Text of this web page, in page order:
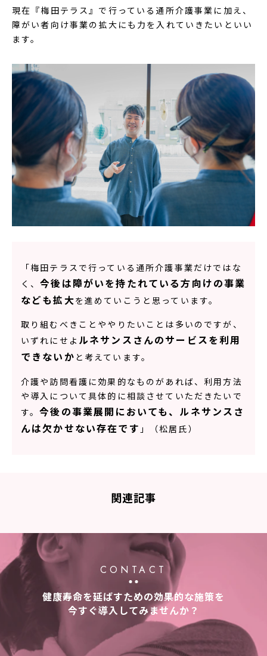
現在『梅田テラス』で行っている通所介護事業に加え、
障がい者向け事業の拡大にも力を入れていきたいといい
ます。
「梅田テラスで行っている通所介護事業だけではな
く、今後は障がいを持たれている方向けの事業
なども拡大を進めていこうと思っています。
取り組むべきことややりたいことは多いのですが、
いずれにせよ ルネサンスさんのサービスを利用
できないか と考えています。
介護や訪問看護に効果的なものがあれば、利用方法
や導入について具体的に相談させていただきたいで
す。今後の事業展開においても、ルネサンスさ
んは欠かせない存在です 」（松居氏）
関連記事
CONTACT
健康寿命を延ばすための効果的な施策を
今すぐ導入してみませんか？